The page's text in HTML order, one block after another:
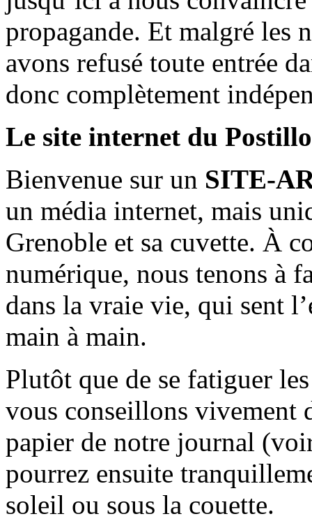
propagande. Et malgré les
avons refusé toute entrée
donc complètement
Le site internet du
Bienvenue sur un SITE-
un média internet, mais
Grenoble et sa cuvette. À
numérique, nous tenons à
dans la vraie vie, qui sent
main à main.
Plutôt que de se fatiguer
vous conseillons vivement
papier de notre journal
pourrez ensuite
soleil ou sous la couette.